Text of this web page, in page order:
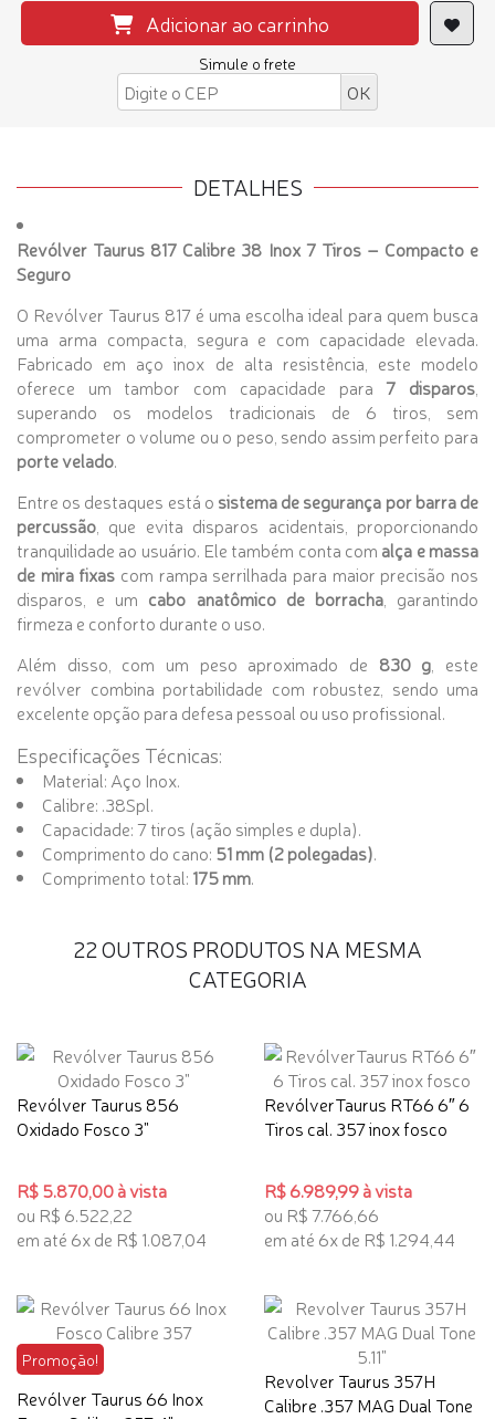
Adicionar ao carrinho
Simule o frete
DETALHES
Revólver Taurus 817 Calibre 38 Inox 7 Tiros – Compacto e
Seguro
O Revólver Taurus 817 é uma escolha ideal para quem busca
uma arma compacta, segura e com capacidade elevada.
Fabricado em aço inox de alta resistência, este modelo
oferece um tambor com capacidade para 7 disparos
superando os modelos tradicionais de 6 tiros, sem
comprometer o volume ou o peso, sendo assim perfeito para
porte velado.
Entre os destaques está o sistema de segurança por barra de
percussão , que evita disparos acidentais, proporcionando
tranquilidade ao usuário. Ele também conta com alça e massa
de mira fixas com rampa serrilhada para maior precisão nos
disparos, e um cabo anatômico de borracha, garantindo
firmeza e conforto durante o uso.
Além disso, com um peso aproximado de 830 g , este
revólver combina portabilidade com robustez, sendo uma
excelente opção para defesa pessoal ou uso profissional.
Especificações Técnicas:
Material: Aço Inox.
Calibre: .38Spl.
Capacidade: 7 tiros (ação simples e dupla).
Comprimento do cano: 51 mm (2 polegadas).
Comprimento total: 175 mm.
22 OUTROS PRODUTOS NA MESMA
CATEGORIA
Revólver Taurus 856
Oxidado Fosco 3"
R$ 5.870,00 à vista
ou R$ 6.522,22
em até 6x de R$ 1.087,04
RevólverTaurus RT66 6″ 6
Tiros cal. 357 inox fosco
R$ 6.989,99 à vista
ou R$ 7.766,66
em até 6x de R$ 1.294,44
Promoção!
Revólver Taurus 66 Inox
Revolver Taurus 357H
Calibre .357 MAG Dual Tone